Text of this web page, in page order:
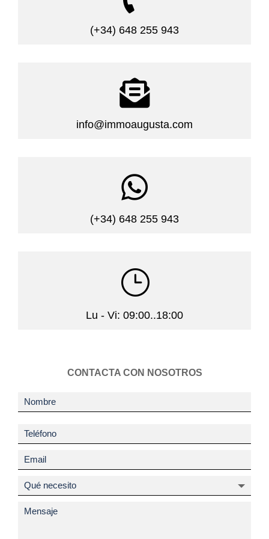
(+34) 648 255 943

info@immoaugusta.com

(+34) 648 255 943
}
Lu - Vi: 09:00..18:00
CONTACTA CON NOSOTROS